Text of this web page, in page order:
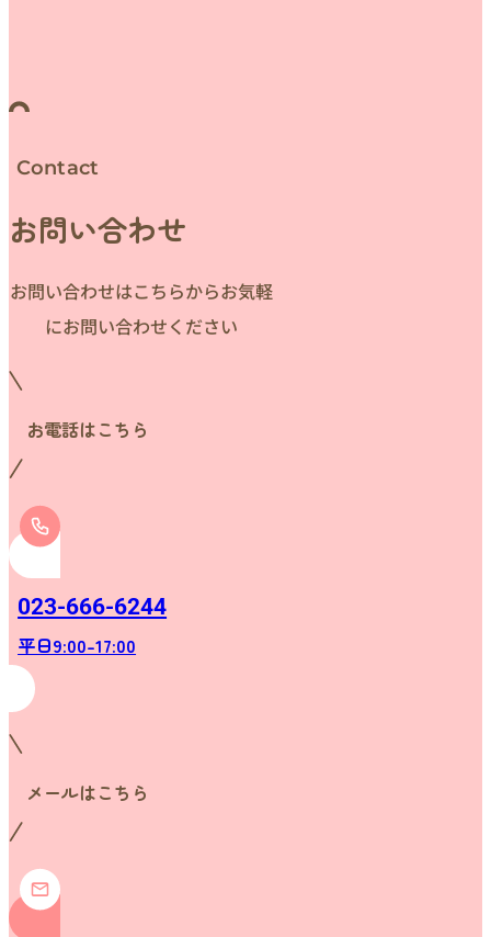
Contact
お問い合わせ
お問い合わせはこちらからお気軽
にお問い合わせください
お電話はこちら
023-666-6244
平日9:00-17:00
メールはこちら